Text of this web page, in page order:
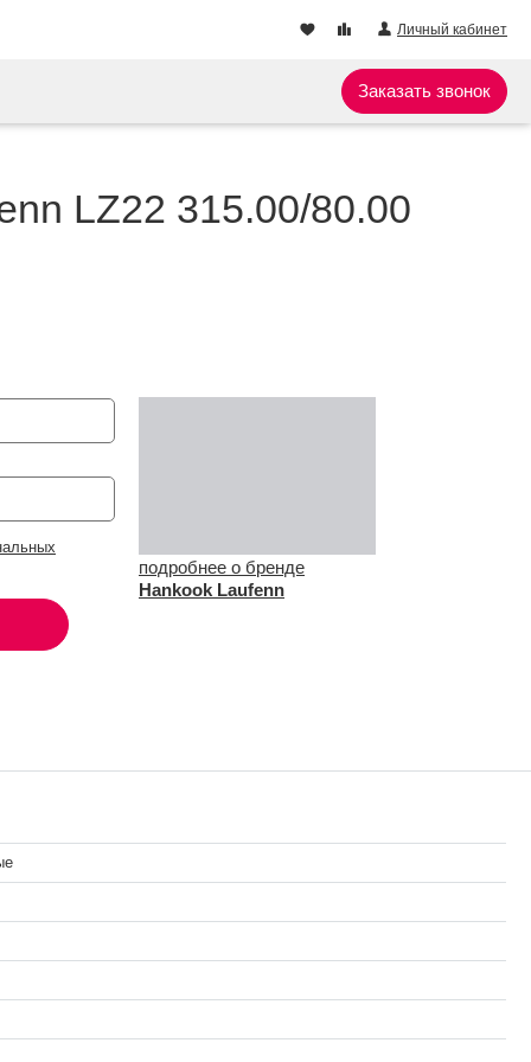
Личный кабинет
Заказать звонок
LZ22 315.00/80.00
подробнее о бренде
Hankook Laufenn